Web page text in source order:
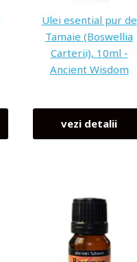
Ulei esential pur de
Tamaie (Boswellia
Carterii), 10ml -
Ancient Wisdom
vezi detalii